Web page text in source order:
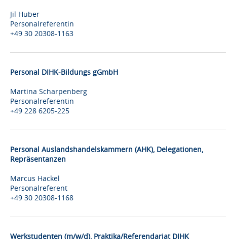
Jil Huber
Personalreferentin
+49 30 20308-1163
Personal DIHK-Bildungs gGmbH
Martina Scharpenberg
Personalreferentin
+49 228 6205-225
Personal Auslandshandelskammern (AHK), Delegationen,
Repräsentanzen
Marcus Hackel
Personalreferent
+49 30 20308-1168
Werkstudenten (m/w/d), Praktika/Referendariat DIHK